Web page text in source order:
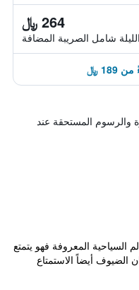
264 ﷼
شامل الصريبة المضافة
والرسوم المستحقة عند
السياحية المعروفة فهو يتمتع
أيضاً الاستمتاع